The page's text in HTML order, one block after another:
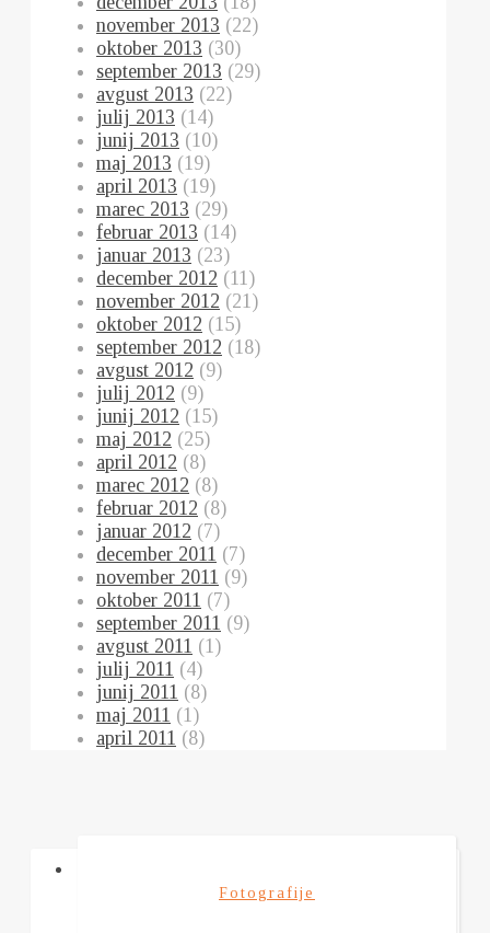
november 2013 (22)
oktober 2013 (30)
september 2013 (29)
avgust 2013 (22)
julij 2013 (14)
junij 2013 (10)
maj 2013 (19)
april 2013 (19)
marec 2013 (29)
februar 2013 (14)
januar 2013 (23)
december 2012 (11)
november 2012 (21)
oktober 2012 (15)
september 2012 (18)
avgust 2012 (9)
julij 2012 (9)
junij 2012 (15)
maj 2012 (25)
april 2012 (8)
marec 2012 (8)
februar 2012 (8)
januar 2012 (7)
december 2011 (7)
november 2011 (9)
oktober 2011 (7)
september 2011 (9)
avgust 2011 (1)
julij 2011 (4)
junij 2011 (8)
maj 2011 (1)
april 2011 (8)
Fotografije